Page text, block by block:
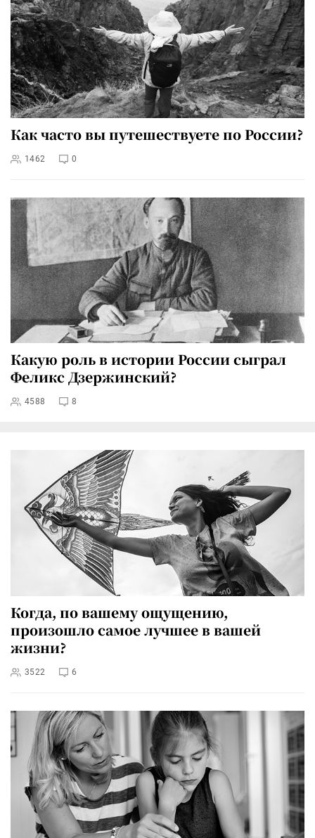
Как часто вы путешествуете по России?
1462 0
Какую роль в истории России сыграл
Феликс Дзержинский?
4588 8
Когда, по вашему ощущению,
произошло самое лучшее в вашей
жизни?
3522 6